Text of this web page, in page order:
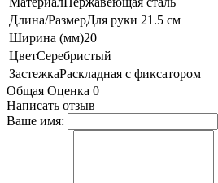
Длина/РазмерДля руки 21.5 см
Ширина (мм)20
ЦветСеребристый
ЗастежкаРаскладная с фиксатором
Общая Оценка 0
Написать отзыв
Ваше имя: